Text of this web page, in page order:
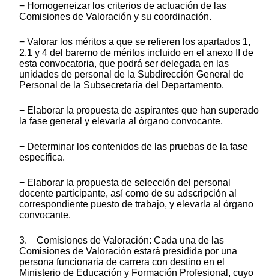
− Homogeneizar los criterios de actuación de las
Comisiones de Valoración y su coordinación.
− Valorar los méritos a que se refieren los apartados 1,
2.1 y 4 del baremo de méritos incluido en el anexo II de
esta convocatoria, que podrá ser delegada en las
unidades de personal de la Subdirección General de
Personal de la Subsecretaría del Departamento.
− Elaborar la propuesta de aspirantes que han superado
la fase general y elevarla al órgano convocante.
− Determinar los contenidos de las pruebas de la fase
específica.
− Elaborar la propuesta de selección del personal
docente participante, así como de su adscripción al
correspondiente puesto de trabajo, y elevarla al órgano
convocante.
3. Comisiones de Valoración: Cada una de las
Comisiones de Valoración estará presidida por una
persona funcionaria de carrera con destino en el
Ministerio de Educación y Formación Profesional, cuyo